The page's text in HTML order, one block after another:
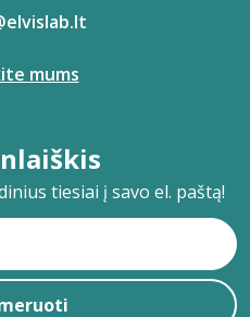
mums
tiesiai į savo el. paštą!